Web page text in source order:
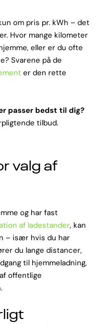
om pris pr. kWh – det
Hvor mange kilometer
eller er du ofte
Svarene på de
er den rette
passer bedst til dig?
tilbud.
valg af
og har fast
af ladestander, kan
– især hvis du har
du lange distancer,
til hjemmeladning,
offentlige